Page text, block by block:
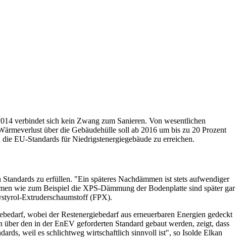
verbindet sich kein Zwang zum Sanieren. Von wesentlichen
über die Gebäudehülle soll ab 2016 um bis zu 20 Prozent
EU-Standards für Niedrigstenergiegebäude zu erreichen.
zu erfüllen. "Ein späteres Nachdämmen ist stets aufwendiger
wie zum Beispiel die XPS-Dämmung der Bodenplatte sind später gar
Extruderschaumstoff (FPX).
wobei der Restenergiebedarf aus erneuerbaren Energien gedeckt
den in der EnEV geforderten Standard gebaut werden, zeigt, dass
weil es schlichtweg wirtschaftlich sinnvoll ist", so Isolde Elkan